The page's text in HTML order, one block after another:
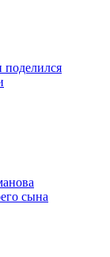
поделился
сына